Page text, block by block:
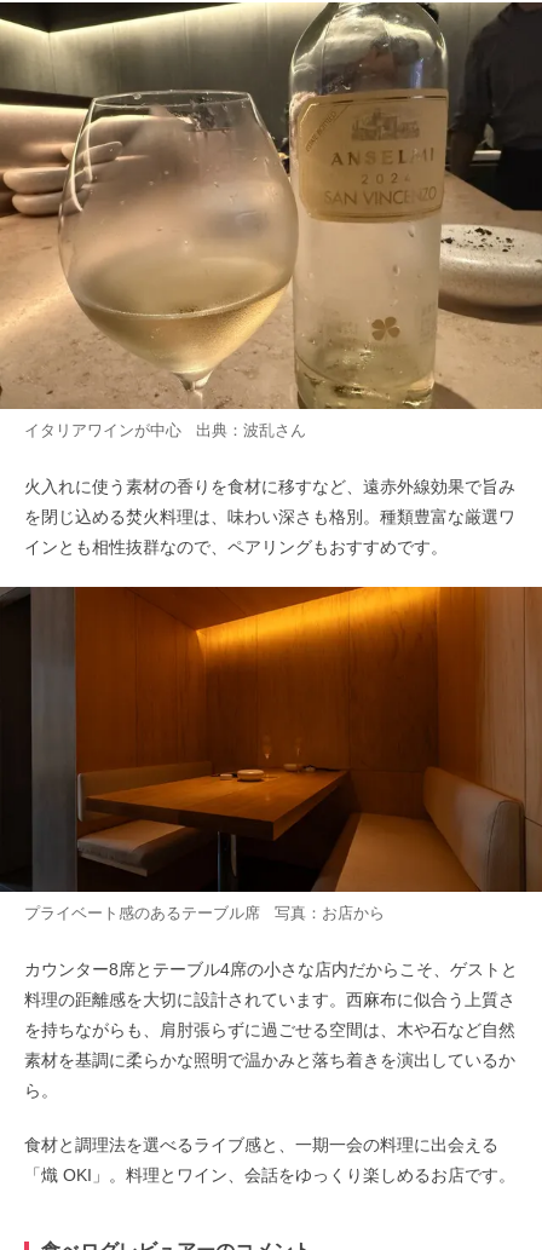
イタリアワインが中心 出典： 波乱さん
火入れに使う素材の香りを食材に移すなど、遠赤外線効果で旨み
を閉じ込める焚火料理は、味わい深さも格別。種類豊富な厳選ワ
インとも相性抜群なので、ペアリングもおすすめです。
プライベート感のあるテーブル席 写真：お店から
カウンター8席とテーブル4席の小さな店内だからこそ、ゲストと
料理の距離感を大切に設計されています。西麻布に似合う上質さ
を持ちながらも、肩肘張らずに過ごせる空間は、木や石など自然
素材を基調に柔らかな照明で温かみと落ち着きを演出しているか
ら。
食材と調理法を選べるライブ感と、一期一会の料理に出会える
「熾 OKI」。料理とワイン、会話をゆっくり楽しめるお店です。